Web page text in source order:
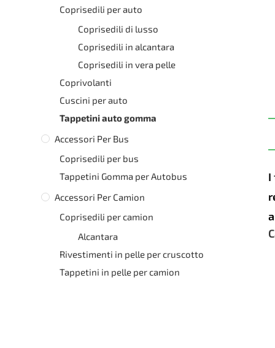
I
Coprisedili per auto
Coprisedili di lusso
Coprisedili in alcantara
Coprisedili in vera pelle
Coprivolanti
Cuscini per auto
Tappetini auto gomma
Accessori Per Bus
Coprisedili per bus
Tappetini Gomma per Autobus
Accessori Per Camion
Coprisedili per camion
Alcantara
Rivestimenti in pelle per cruscotto
Tappetini in pelle per camion